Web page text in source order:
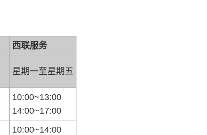
西联服务
星期一至星期五
10:00~13:00
14:00~17:00
10:00~14:00